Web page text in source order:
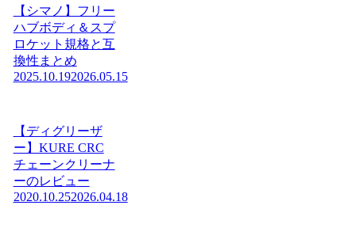
【シマノ】フリー
ハブボディ＆スプ
ロケット規格と互
換性まとめ
2025.10.192026.05.15
【ディグリーザ
ー】KURE CRC
チェーンクリーナ
ーのレビュー
2020.10.252026.04.18